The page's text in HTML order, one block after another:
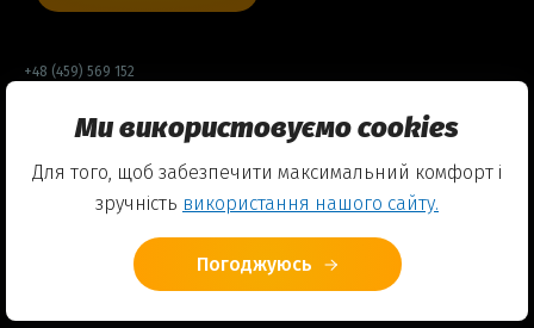
+48 (459) 569 152
Договір оферти
Політика конфіденційності
© 2026 Friends English Club
Ми використовуємо cookies
Для того, щоб забезпечити максимальний комфорт і
зручність використання нашого сайту.
Погоджуюсь